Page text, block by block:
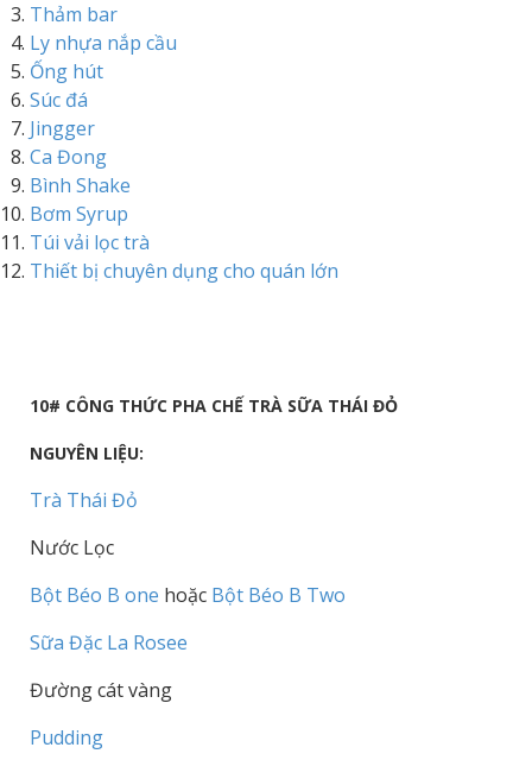
Thảm bar
Ly nhựa nắp cầu
Ống hút
Súc đá
Jingger
Ca Đong
Bình Shake
Bơm Syrup
Túi vải lọc trà
Thiết bị chuyên dụng cho quán lớn
10# CÔNG THỨC PHA CHẾ TRÀ SỮA THÁI ĐỎ
NGUYÊN LIỆU:
Trà Thái Đỏ
Nước Lọc
Bột Béo B one hoặc Bột Béo B Two
Sữa Đặc La Rosee
Đường cát vàng
Pudding